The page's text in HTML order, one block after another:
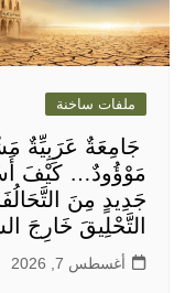
ملفات ساخنة
جَامِعَةٌ عَرَبِيِّةٌ
مَوْؤُودٌ… كَيْفَ
جَدِيدٍ مِنَ
التَّحْلِيقَ خَارِجَ
أغسطس 7, 2026